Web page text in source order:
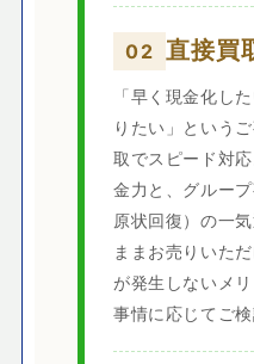
02 直接買
「早く現金化し
りたい」という
取でスピード対
金力と、グルー
原状回復）の一
ままお売りいた
が発生しないメ
事情に応じてご検